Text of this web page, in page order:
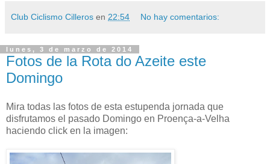
Club Ciclismo Cilleros en 22:54 No hay comentarios:
lunes, 3 de marzo de 2014
Fotos de la Rota do Azeite este
Domingo
Mira todas las fotos de esta estupenda jornada que
disfrutamos el pasado Domingo en Proença-a-Velha
haciendo click en la imagen: